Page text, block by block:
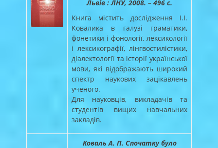
Львів : ЛНУ, 2008. – 496 с.
Книга містить дослідження І.І.
Ковалика в галузі граматики,
фонетики і фонології, лексикології
і лексикографії, лінгвостилістики,
діалектології та історії української
мови, які відображають широкий
спектр наукових зацікавлень
ученого.
Для науковців, викладачів та
студентів вищих навчальних
закладів.
Коваль А. П. Спочатку було